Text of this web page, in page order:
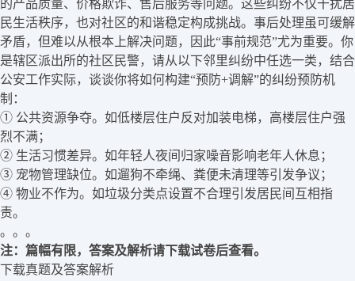
的产品质量、价格欺诈、售后服务等问题。这些纠纷不仅干扰居
民生活秩序，也对社区的和谐稳定构成挑战。事后处理虽可缓解
矛盾，但难以从根本上解决问题，因此“事前规范”尤为重要。你
是辖区派出所的社区民警，请从以下邻里纠纷中任选一类，结合
公安工作实际，谈谈你将如何构建“预防+调解”的纠纷预防机
制：
① 公共资源争夺。如低楼层住户反对加装电梯，高楼层住户强
烈不满；
② 生活习惯差异。如年轻人夜间归家噪音影响老年人休息；
③ 宠物管理缺位。如遛狗不牵绳、粪便未清理等引发争议；
④ 物业不作为。如垃圾分类点设置不合理引发居民间互相指
责。
。。。
注：篇幅有限，答案及解析请下载试卷后查看。
下载真题及答案解析